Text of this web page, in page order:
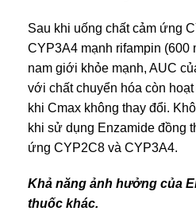
Sau khi uống chất cảm ứng
CYP3A4 mạnh rifampin (600
nam giới khỏe mạnh, AUC
với chất chuyển hóa còn
khi Cmax không thay đổi.
khi sử dụng Enzamide đồng
ứng CYP2C8 và CYP3A4.
Khả năng ảnh hưởng của
thuốc khác.